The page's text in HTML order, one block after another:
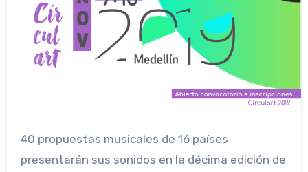
40 propuestas musicales de 16 países
presentarán sus sonidos en la décima edición de